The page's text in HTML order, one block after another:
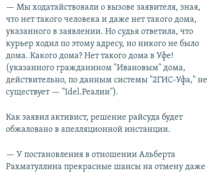
— Мы ходатайствовали о вызове заявителя, зная,
что нет такого человека и даже нет такого дома,
указанного в заявлении. Но судья ответила, что
курьер ходил по этому адресу, но никого не было
дома. Какого дома? Нет такого дома в Уфе!
(указанного гражданином "Ивановым" дома,
действительно, по данным системы "2ГИС-Уфа," не
существует — "Idel.Реалии").
Как заявил активист, решение райсуда будет
обжаловано в апелляционной инстанции.
— У постановления в отношении Альберта
Рахматуллина прекрасные шансы на отмену даже